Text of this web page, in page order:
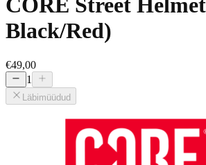
Black/Red)
€49,00
1
Läbimüüdud